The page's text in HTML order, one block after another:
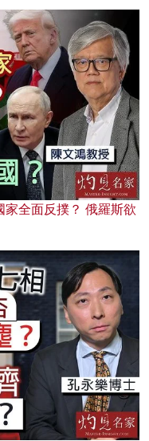
全面反撲？ 俄羅斯欲